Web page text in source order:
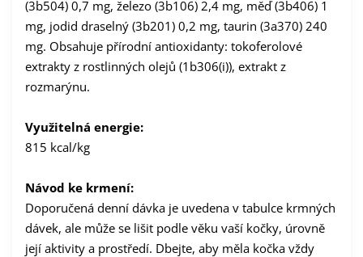
(3b504) 0,7 mg, železo (3b106) 2,4 mg, měď (3b406) 1
mg, jodid draselný (3b201) 0,2 mg, taurin (3a370) 240
mg. Obsahuje přírodní antioxidanty: tokoferolové
extrakty z rostlinných olejů (1b306(i)), extrakt z
rozmarýnu.
Využitelná energie:
815 kcal/kg
Návod ke krmení:
Doporučená denní dávka je uvedena v tabulce krmných
dávek, ale může se lišit podle věku vaší kočky, úrovně
její aktivity a prostředí. Dbejte, aby měla kočka vždy